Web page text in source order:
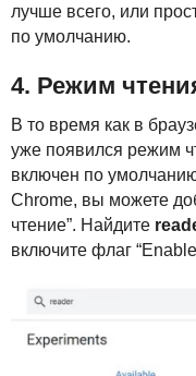
лучше всего, или
по умолчанию.
4. Режим
В то время как в
уже появился режим
включен по
Chrome, вы можете
чтение”. Найдите
включите флаг